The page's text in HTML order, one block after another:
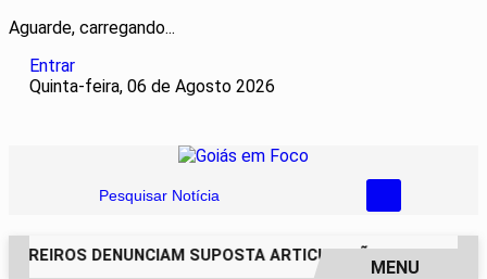
Aguarde, carregando...
Entrar
Quinta-feira, 06 de Agosto 2026
Pesquisar Notícia
DENUNCIAM SUPOSTA ARTICULAÇÃO PARA
MENU